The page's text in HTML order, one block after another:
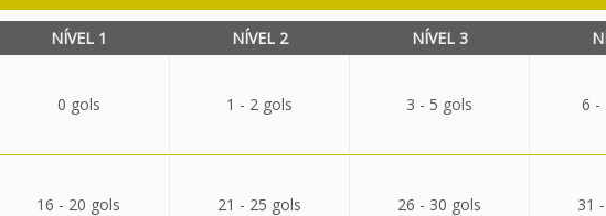
NÍVEL 1 NÍVEL 2 NÍVEL 3
0 gols 1 - 2 gols 3 - 5 gols 6 -
16 - 20 gols 21 - 25 gols 26 - 30 gols 31